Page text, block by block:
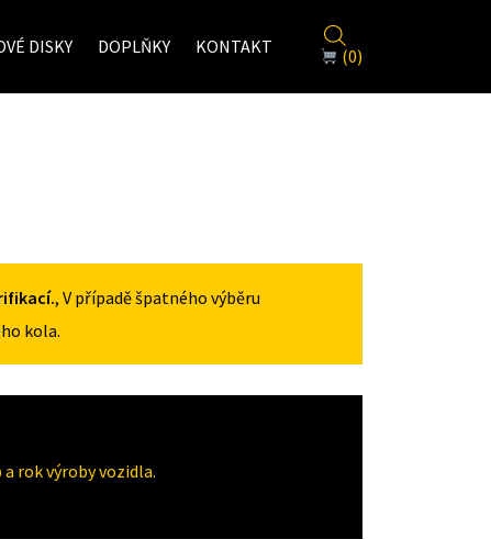
DISKY DOPLŇKY KONTAKT (0)
, V případě špatného výběru
kola.
rok výroby vozidla.